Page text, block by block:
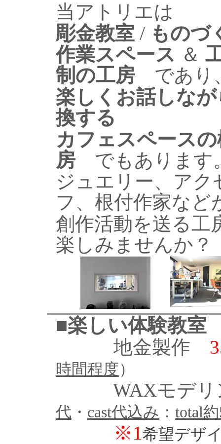
当アトリエは
彫金教室 /ものづ
作業スペース ＆
制の工房であり
楽しくお話しな
換する
カフェスペース
房
でもあります
ジュエリー、ア
フ、根付作家など
創作活動を送る工
楽しみませんか？
■楽しい体験教室
地金製作
時間程度）
WAXモデ
代 ・ cast代込み ： total
※1希望デザ